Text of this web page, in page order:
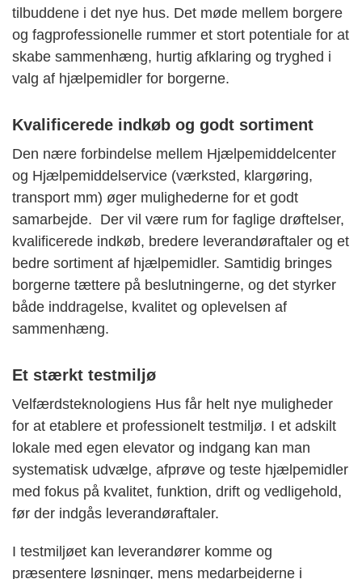
tilbuddene i det nye hus. Det møde mellem borgere
og fagprofessionelle rummer et stort potentiale for at
skabe sammenhæng, hurtig afklaring og tryghed i
valg af hjælpemidler for borgerne.
Kvalificerede indkøb og godt sortiment
Den nære forbindelse mellem Hjælpemiddelcenter
og Hjælpemiddelservice (værksted, klargøring,
transport mm) øger mulighederne for et godt
samarbejde. Der vil være rum for faglige drøftelser,
kvalificerede indkøb, bredere leverandøraftaler og et
bedre sortiment af hjælpemidler. Samtidig bringes
borgerne tættere på beslutningerne, og det styrker
både inddragelse, kvalitet og oplevelsen af
sammenhæng.
Et stærkt testmiljø
Velfærdsteknologiens Hus får helt nye muligheder
for at etablere et professionelt testmiljø. I et adskilt
lokale med egen elevator og indgang kan man
systematisk udvælge, afprøve og teste hjælpemidler
med fokus på kvalitet, funktion, drift og vedligehold,
før der indgås leverandøraftaler.
I testmiljøet kan leverandører komme og
præsentere løsninger, mens medarbejderne i